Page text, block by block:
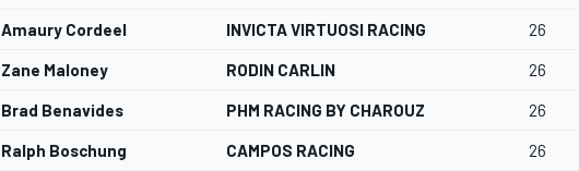
Amaury Cordeel INVICTA VIRTUOSI RACING 26
Zane Maloney RODIN CARLIN 26
Brad Benavides PHM RACING BY CHAROUZ 26
Ralph Boschung CAMPOS RACING 26